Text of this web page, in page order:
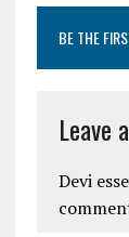
BE THE
Leave
Devi